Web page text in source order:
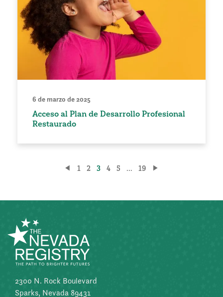
6 de marzo de 2025
Acceso al Plan de Desarrollo Profesional
Restaurado
Paginación
entradas
1 2 3 4 5 ... 19
2300 N. Rock Boulevard
Sparks, Nevada 89431